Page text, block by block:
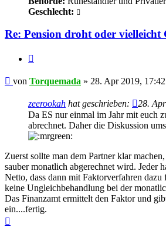
Geschlecht:
Re: Pension droht oder vielleicht
Beitrag
von Torquemada » 28. Apr 2019, 17:42
zeerookah hat geschrieben:
28.
Da ES nur einmal im Jahr mit euch
abrechnet. Daher die Diskussion
Zuerst sollte man dem Partner klar
sauber monatlich abgerechnet wird. Jeder
Netto, dass dann mit Faktorverfahren dazu
keine Ungleichbehandlung bei der
Das Finanzamt ermittelt den Faktor und
ein....fertig.